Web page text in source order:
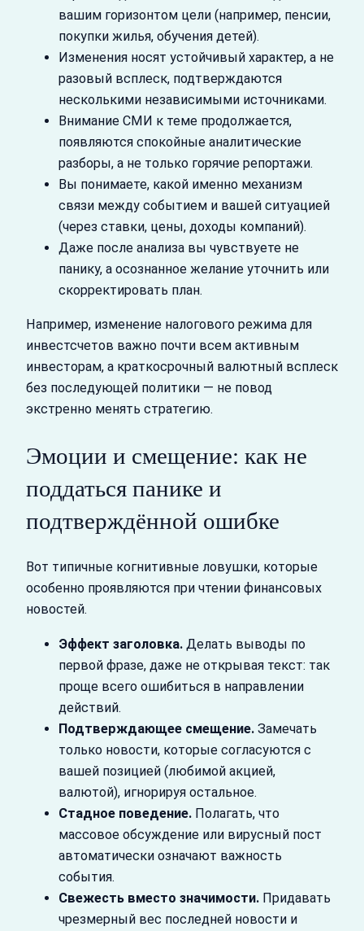
вашим горизонтом цели (например, пенсии,
покупки жилья, обучения детей).
Изменения носят устойчивый характер, а не
разовый всплеск, подтверждаются
несколькими независимыми источниками.
Внимание СМИ к теме продолжается,
появляются спокойные аналитические
разборы, а не только горячие репортажи.
Вы понимаете, какой именно механизм
связи между событием и вашей ситуацией
(через ставки, цены, доходы компаний).
Даже после анализа вы чувствуете не
панику, а осознанное желание уточнить или
скорректировать план.
Например, изменение налогового режима для
инвестсчетов важно почти всем активным
инвесторам, а краткосрочный валютный всплеск
без последующей политики — не повод
экстренно менять стратегию.
Эмоции и смещение: как не
поддаться панике и
подтверждённой ошибке
Вот типичные когнитивные ловушки, которые
особенно проявляются при чтении финансовых
новостей.
Эффект заголовка. Делать выводы по
первой фразе, даже не открывая текст: так
проще всего ошибиться в направлении
действий.
Подтверждающее смещение. Замечать
только новости, которые согласуются с
вашей позицией (любимой акцией,
валютой), игнорируя остальное.
Стадное поведение. Полагать, что
массовое обсуждение или вирусный пост
автоматически означают важность
события.
Свежесть вместо значимости. Придавать
чрезмерный вес последней новости и